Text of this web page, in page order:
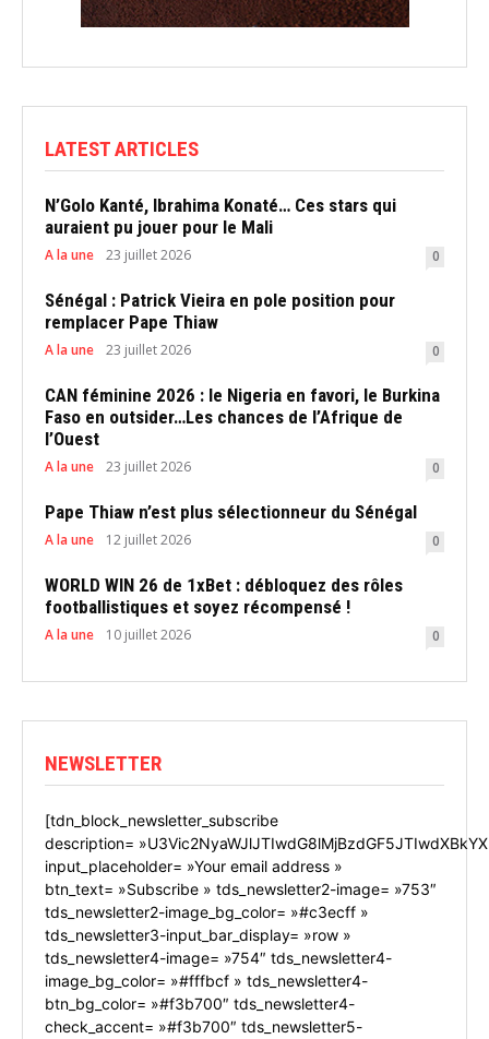
LATEST ARTICLES
N’Golo Kanté, Ibrahima Konaté… Ces stars qui
auraient pu jouer pour le Mali
A la une 23 juillet 2026 0
Sénégal : Patrick Vieira en pole position pour
remplacer Pape Thiaw
A la une 23 juillet 2026 0
CAN féminine 2026 : le Nigeria en favori, le Burkina
Faso en outsider…Les chances de l’Afrique de
l’Ouest
A la une 23 juillet 2026 0
Pape Thiaw n’est plus sélectionneur du Sénégal
A la une 12 juillet 2026 0
WORLD WIN 26 de 1xBet : débloquez des rôles
footballistiques et soyez récompensé !
A la une 10 juillet 2026 0
NEWSLETTER
[tdn_block_newsletter_subscribe
description=
input_placeholder= »Your email address »
btn_text= »Subscribe » tds_newsletter2-image= »753″
tds_newsletter2-image_bg_color= »#c3ecff »
tds_newsletter3-input_bar_display= »row »
tds_newsletter4-image= »754″ tds_newsletter4-
image_bg_color= »#fffbcf » tds_newsletter4-
btn_bg_color= »#f3b700″ tds_newsletter4-
check_accent= »#f3b700″ tds_newsletter5-